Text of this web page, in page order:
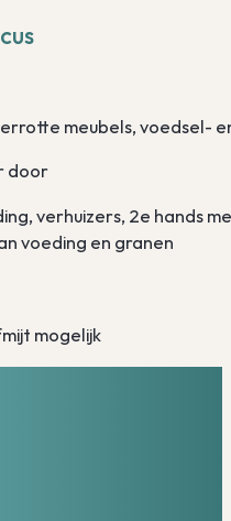
meubels, voedsel-
door
verhuizers, 2e hands
voeding en granen
mogelijk